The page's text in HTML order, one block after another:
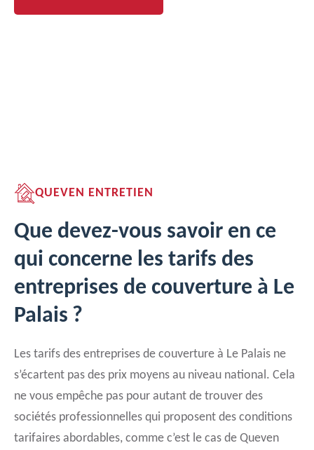
QUEVEN ENTRETIEN
Que devez-vous savoir en ce
qui concerne les tarifs des
entreprises de couverture à Le
Palais ?
Les tarifs des entreprises de couverture à Le Palais ne
s’écartent pas des prix moyens au niveau national. Cela
ne vous empêche pas pour autant de trouver des
sociétés professionnelles qui proposent des conditions
tarifaires abordables, comme c’est le cas de Queven